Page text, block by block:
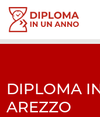
DIPLOMA
AREZZO